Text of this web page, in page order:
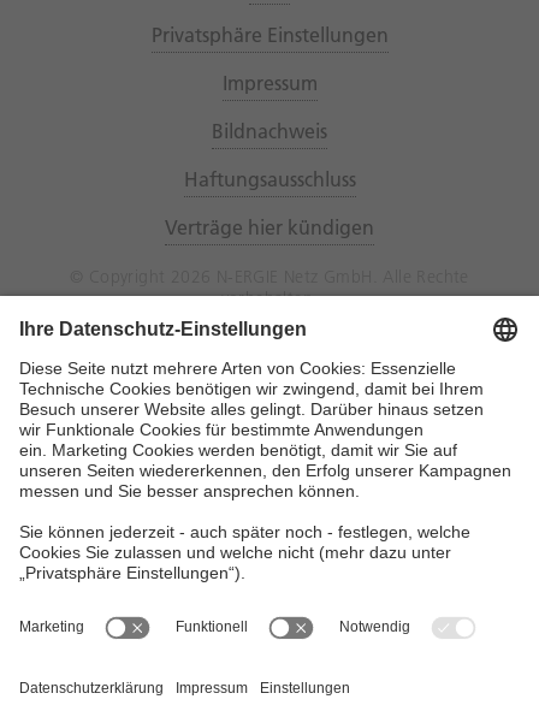
Privatsphäre Einstellungen
Impressum
Bildnachweis
Haftungsausschluss
Verträge hier kündigen
vorbehalten.
N-ERGIE Netz GmbH
Hausanschrift: Sandreuthstraße 21, 90441
Nürnberg
Telefon (Vermittlung):
0911 802-02